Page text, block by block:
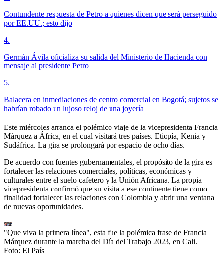
Contundente respuesta de Petro a quienes dicen que será perseguido
por EE.UU.; esto dijo
4.
Germán Ávila oficializa su salida del Ministerio de Hacienda con
mensaje al presidente Petro
5.
Balacera en inmediaciones de centro comercial en Bogotá; sujetos se
habrían robado un lujoso reloj de una joyería
Este miércoles arranca el polémico viaje de la vicepresidenta Francia
Márquez a África, en el cual visitará tres países. Etiopía, Kenia y
Sudáfrica. La gira se prolongará por espacio de ocho días.
De acuerdo con fuentes gubernamentales, el propósito de la gira es
fortalecer las relaciones comerciales, políticas, económicas y
culturales entre el suelo cafetero y la Unión Africana. La propia
vicepresidenta confirmó que su visita a ese continente tiene como
finalidad fortalecer las relaciones con Colombia y abrir una ventana
de nuevas oportunidades.
"Que viva la primera línea", esta fue la polémica frase de Francia
Márquez durante la marcha del Día del Trabajo 2023, en Cali. |
Foto: El País